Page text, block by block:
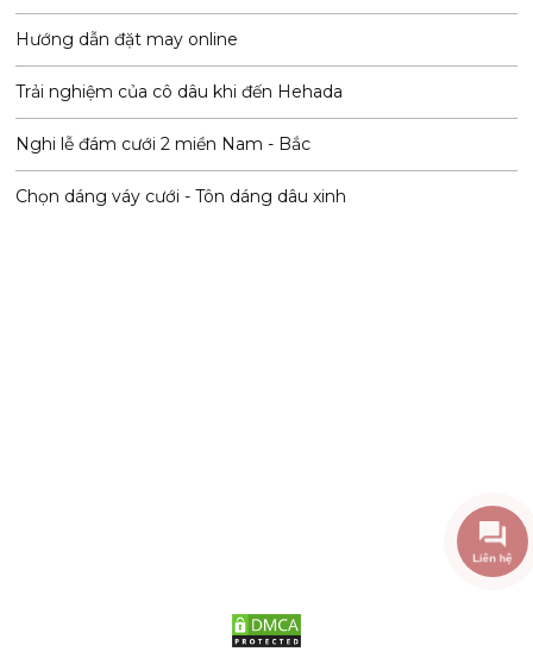
Liên hệ
Hướng dẫn đặt may online
Trải nghiệm của cô dâu khi đến Hehada
Nghi lễ đám cưới 2 miền Nam - Bắc
Chọn dáng váy cưới - Tôn dáng dâu xinh